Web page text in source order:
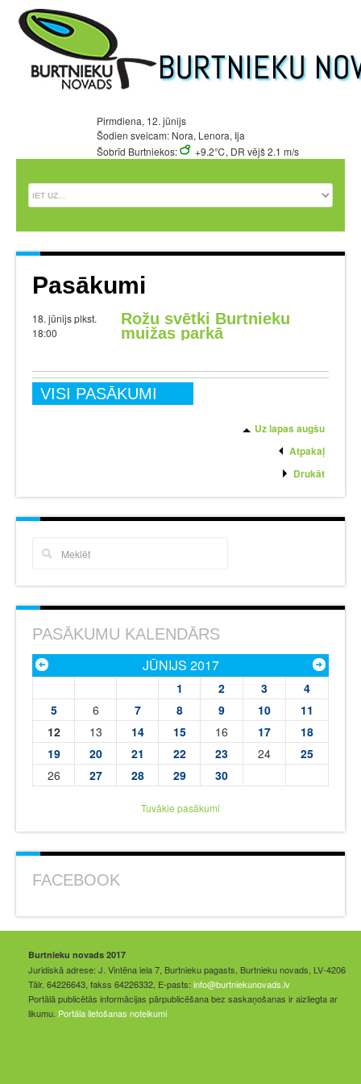
Pirmdiena, 12. jūnijs
Šodien sveicam: Nora, Lenora, Ija
Šobrīd Burtniekos:
+9.2℃, DR vējš 2.1 m/s
Pasākumi
18. jūnijs plkst.
18:00
Rožu svētki Burtnieku
muižas parkā
VISI PASĀKUMI
Uz lapas augšu
Atpakaļ
Drukāt
PASĀKUMU KALENDĀRS
JŪNIJS 2017
1 2 3
4
5
6 7 8 9 10
11
12
13 14 15 16 17
18
19
20 21 22 23 24
25
26
27 28 29 30
Tuvākie pasākumi
FACEBOOK
Burtnieku novads 2017
Juridiskā adrese: J. Vintēna iela 7, Burtnieku pagasts, Burtnieku novads, LV-4206
Tālr. 64226643, fakss 64226332, E-pasts: info@burtniekunovads.lv
Portālā publicētās informācijas pārpublicēšana bez saskaņošanas ir aizliegta ar
likumu. Portāla lietošanas noteikumi